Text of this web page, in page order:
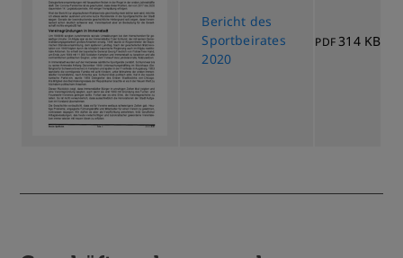
Bericht des
Sportbeirates
2020
PDF314 KB